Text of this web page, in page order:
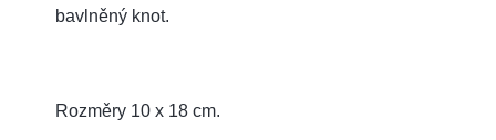
bavlněný knot.
Rozměry 10 x 18 cm.